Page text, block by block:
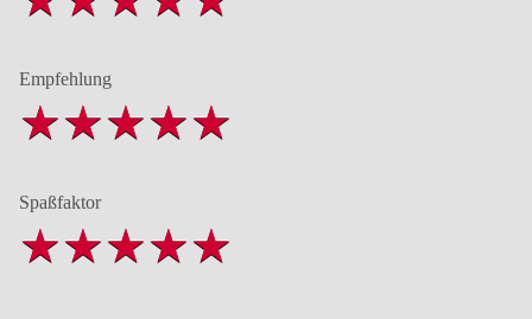
Empfehlung
Spaßfaktor